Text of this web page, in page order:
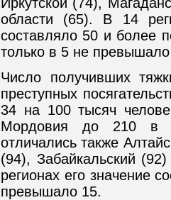
области (65). В 14
составляло 50 и более
только в 5 не
Число получивших
преступных
34 на 100 тысяч
Мордовия до 210 в
отличались также
(94), Забайкальский
регионах его значение
превышало 15.